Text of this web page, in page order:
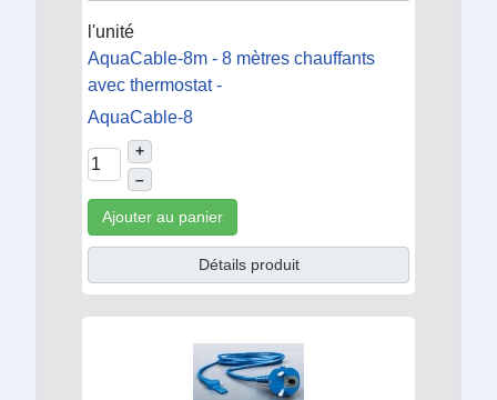
l'unité
AquaCable-8m - 8 mètres chauffants
avec thermostat -
AquaCable-8
+
–
Ajouter au panier
Détails produit